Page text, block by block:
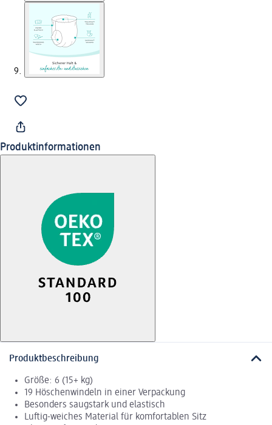
Produktinformationen
Produktbeschreibung
Größe: 6 (15+ kg)
19 Höschenwindeln in einer Verpackung
Besonders saugstark und elastisch
Luftig-weiches Material für komfortablen Sitz